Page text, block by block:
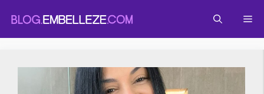
para
o